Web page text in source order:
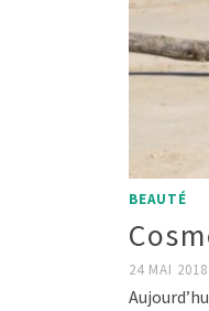
BEAUTÉ
24 MAI 2018